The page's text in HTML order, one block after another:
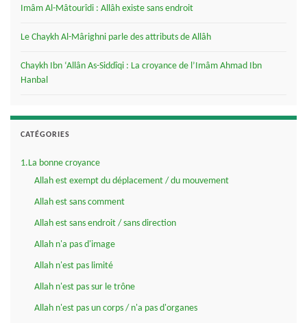
Imâm Al-Mâtourîdi : Allâh existe sans endroit
Le Chaykh Al-Mârighni parle des attributs de Allâh
Chaykh Ibn ‘Allân As-Siddîqi : La croyance de l’Imâm Ahmad Ibn
Hanbal
CATÉGORIES
1.La bonne croyance
Allah est exempt du déplacement / du mouvement
Allah est sans comment
Allah est sans endroit / sans direction
Allah n'a pas d'image
Allah n'est pas limité
Allah n'est pas sur le trône
Allah n'est pas un corps / n'a pas d'organes